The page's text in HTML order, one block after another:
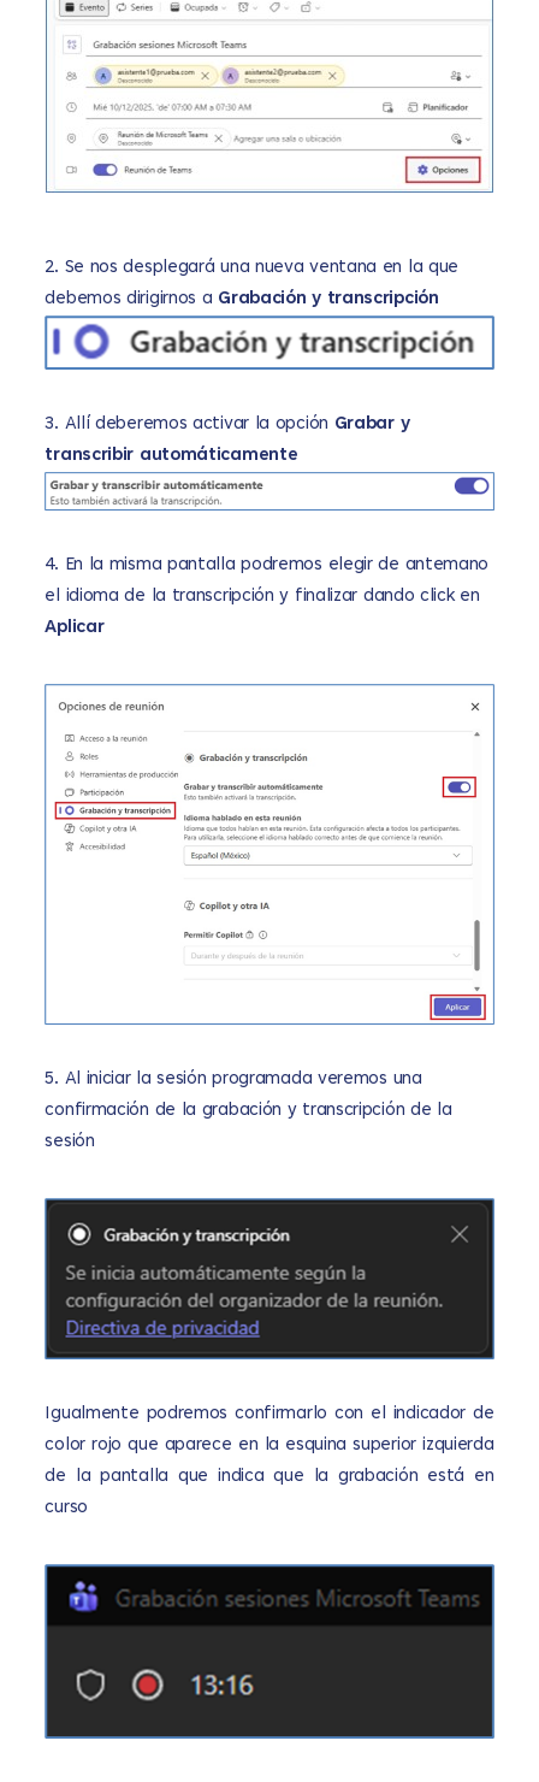
2. Se nos desplegará una nueva ventana en la que
debemos dirigirnos a Grabación y transcripción
3. Allí deberemos activar la opción Grabar y
transcribir automáticamente
4. En la misma pantalla podremos elegir de antemano
el idioma de la transcripción y finalizar dando click en
Aplicar
5. Al iniciar la sesión programada veremos una
confirmación de la grabación y transcripción de la
sesión
Igualmente podremos confirmarlo con el indicador de
color rojo que aparece en la esquina superior izquierda
de la pantalla que indica que la grabación está en
curso